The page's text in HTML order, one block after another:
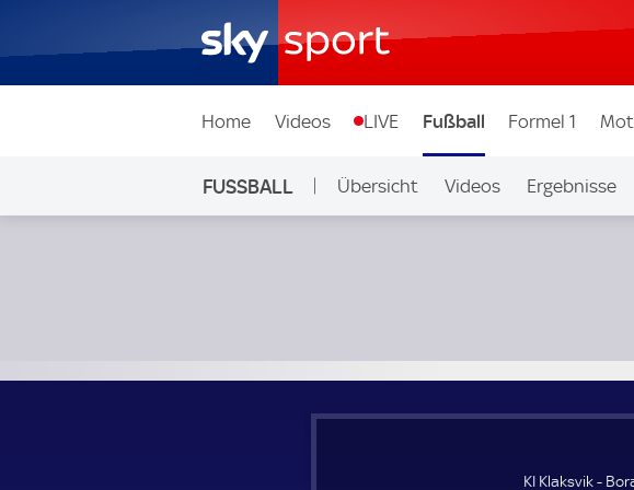
Home Videos LIVE Fußball Formel 1
FUSSBALL Übersicht Videos Ergebnisse
KI Klaksvik -